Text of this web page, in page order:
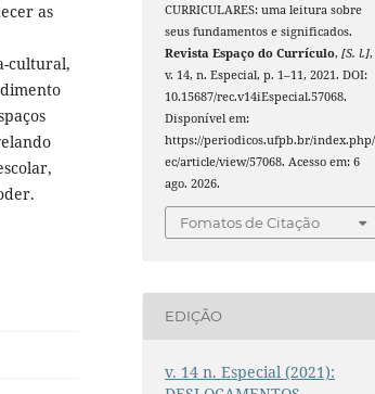
as
cultural,
CURRICULARES: uma leitura sobre
seus fundamentos e significados.
Revista Espaço do Currículo,[S. l.],
v. 14, n. Especial, p. 1–11, 2021. DOI:
10.15687/rec.v14iEspecial.57068.
Disponível em:
https://periodicos.ufpb.br/
ec/article/view/57068. Acesso em: 6
ago. 2026.
Fomatos de Citação
EDIÇÃO
v. 14 n. Especial (2021):